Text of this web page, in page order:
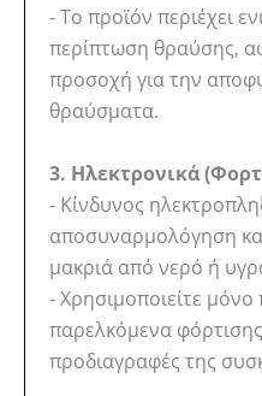
- Το προϊόν περιέχει
περίπτωση θραύσης,
προσοχή για την
θραύσματα.
3. Ηλεκτρονικά
- Κίνδυνος
αποσυναρμολόγηση
μακριά από νερό ή
- Χρησιμοποιείτε
παρελκόμενα
προδιαγραφές της